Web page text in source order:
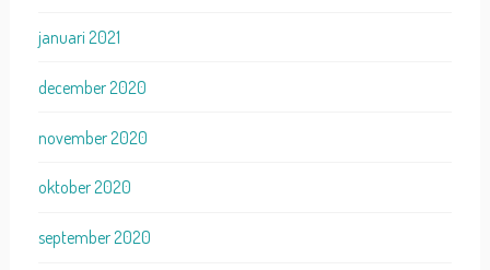
januari 2021
december 2020
november 2020
oktober 2020
september 2020